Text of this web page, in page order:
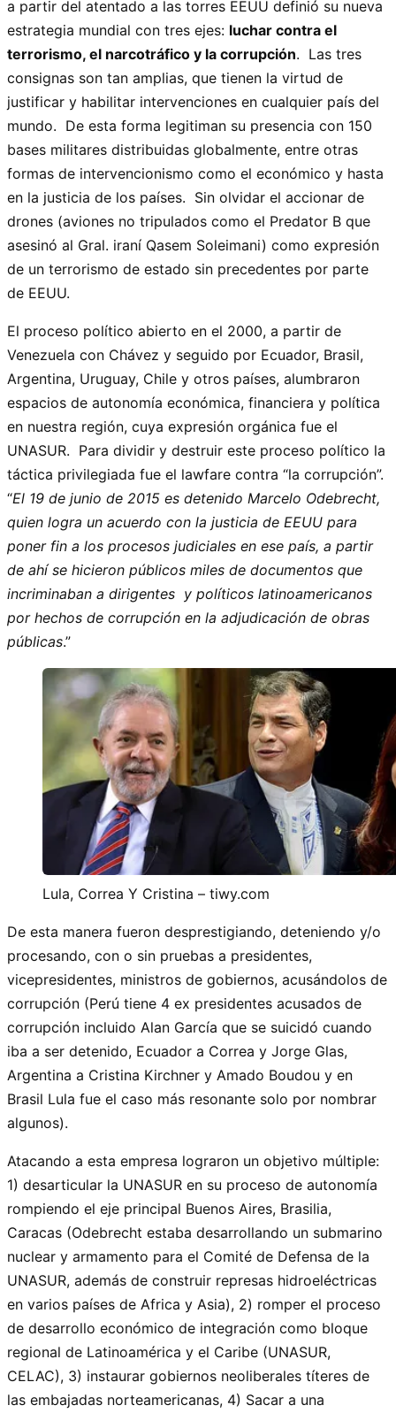
a partir del atentado a las torres EEUU definió su nueva
estrategia mundial con tres ejes: luchar contra el
terrorismo, el narcotráfico y la corrupción. Las tres
consignas son tan amplias, que tienen la virtud de
justificar y habilitar intervenciones en cualquier país del
mundo. De esta forma legitiman su presencia con 150
bases militares distribuidas globalmente, entre otras
formas de intervencionismo como el económico y hasta
en la justicia de los países. Sin olvidar el accionar de
drones (aviones no tripulados como el Predator B que
asesinó al Gral. iraní Qasem Soleimani) como expresión
de un terrorismo de estado sin precedentes por parte
de EEUU.
El proceso político abierto en el 2000, a partir de
Venezuela con Chávez y seguido por Ecuador, Brasil,
Argentina, Uruguay, Chile y otros países, alumbraron
espacios de autonomía económica, financiera y política
en nuestra región, cuya expresión orgánica fue el
UNASUR. Para dividir y destruir este proceso político la
táctica privilegiada fue el lawfare contra “la corrupción”.
“El 19 de junio de 2015 es detenido Marcelo Odebrecht,
quien logra un acuerdo con la justicia de EEUU para
poner fin a los procesos judiciales en ese país, a partir
de ahí se hicieron públicos miles de documentos que
incriminaban a dirigentes y políticos latinoamericanos
por hechos de corrupción en la adjudicación de obras
públicas.”
Lula, Correa Y Cristina – tiwy.com
De esta manera fueron desprestigiando, deteniendo y/o
procesando, con o sin pruebas a presidentes,
vicepresidentes, ministros de gobiernos, acusándolos de
corrupción (Perú tiene 4 ex presidentes acusados de
corrupción incluido Alan García que se suicidó cuando
iba a ser detenido, Ecuador a Correa y Jorge Glas,
Argentina a Cristina Kirchner y Amado Boudou y en
Brasil Lula fue el caso más resonante solo por nombrar
algunos).
Atacando a esta empresa lograron un objetivo múltiple:
1) desarticular la UNASUR en su proceso de autonomía
rompiendo el eje principal Buenos Aires, Brasilia,
Caracas (Odebrecht estaba desarrollando un submarino
nuclear y armamento para el Comité de Defensa de la
UNASUR, además de construir represas hidroeléctricas
en varios países de Africa y Asia), 2) romper el proceso
de desarrollo económico de integración como bloque
regional de Latinoamérica y el Caribe (UNASUR,
CELAC), 3) instaurar gobiernos neoliberales títeres de
las embajadas norteamericanas, 4) Sacar a una